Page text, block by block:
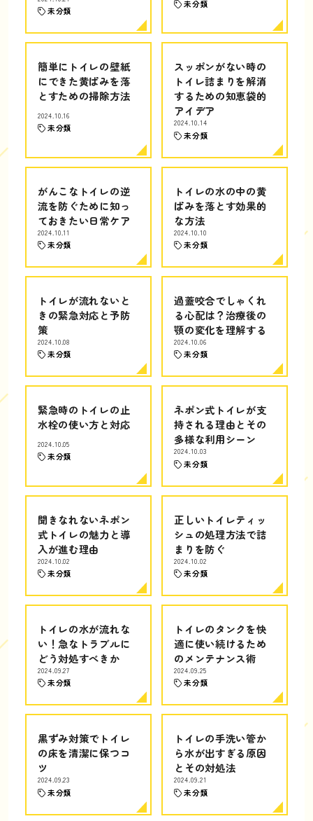
未分類
未分類
簡単にトイレの壁紙
にできた黄ばみを落
とすための掃除方法
2024.10.16
未分類
スッポンがない時の
トイレ詰まりを解消
するための知恵袋的
アイデア
2024.10.14
未分類
がんこなトイレの逆
流を防ぐために知っ
ておきたい日常ケア
2024.10.11
未分類
トイレの水の中の黄
ばみを落とす効果的
な方法
2024.10.10
未分類
トイレが流れないと
きの緊急対応と予防
策
2024.10.08
未分類
過蓋咬合でしゃくれ
る心配は？治療後の
顎の変化を理解する
2024.10.06
未分類
緊急時のトイレの止
水栓の使い方と対応
2024.10.05
未分類
ネポン式トイレが支
持される理由とその
多様な利用シーン
2024.10.03
未分類
聞きなれないネポン
式トイレの魅力と導
入が進む理由
2024.10.02
未分類
正しいトイレティッ
シュの処理方法で詰
まりを防ぐ
2024.10.02
未分類
トイレの水が流れな
い！急なトラブルに
どう対処すべきか
2024.09.27
未分類
トイレのタンクを快
適に使い続けるため
のメンテナンス術
2024.09.25
未分類
黒ずみ対策でトイレ
の床を清潔に保つコ
ツ
2024.09.23
未分類
トイレの手洗い管か
ら水が出すぎる原因
とその対処法
2024.09.21
未分類